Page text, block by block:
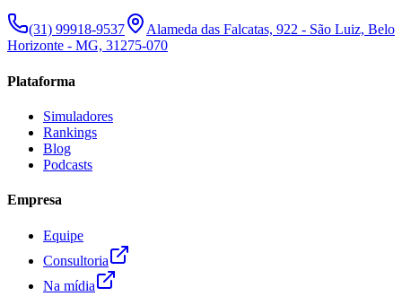
(31) 99918-9537
Alameda das Falcatas, 922 - São Luiz, Belo
Horizonte - MG, 31275-070
Plataforma
Simuladores
Rankings
Blog
Podcasts
Empresa
Equipe
Consultoria
Na mídia